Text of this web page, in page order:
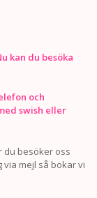
kan du besöka
och
swish eller
du besöker oss
via mejl så bokar vi